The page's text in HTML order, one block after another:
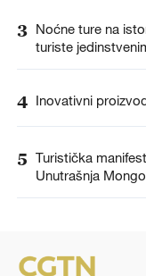
3 Noćne ture na
turiste
4 Inovativni
5 Turistička
Unutrašnja